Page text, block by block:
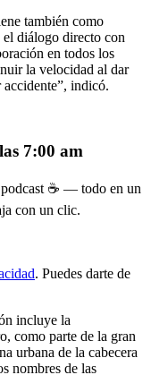
también como
diálogo directo con
en todos los
la velocidad al dar
accidente”, indicó.
7:00 am
☕ — todo en un
con un clic.
. Puedes darte de
incluye la
como parte de la gran
urbana de la cabecera
nombres de las